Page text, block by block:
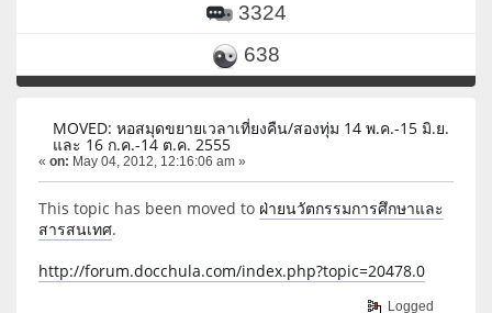
3324
638
MOVED: หอสมุดขยายเวลาเที่ยงคืน/สองทุ่ม 14 พ.ค.-15 มิ.ย.
และ 16 ก.ค.-14 ต.ค. 2555
« on: May 04, 2012, 12:16:06 am »
This topic has been moved to ฝ่ายนวัตกรรมการศึกษาและ
สารสนเทศ.
http://forum.docchula.com/index.php?topic=20478.0
Logged